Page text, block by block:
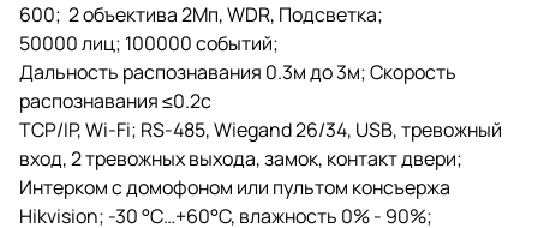
600; 2 объектива 2Мп, WDR, Подсветка;
50000 лиц; 100000 событий;
Дальность распознавания 0.3м до 3м; Скорость
распознавания ≤0.2с
TCP/IP, Wi-Fi; RS-485, Wiegand 26/34, USB, тревожный
вход, 2 тревожных выхода, замок, контакт двери;
Интерком с домофоном или пультом консъержа
Hikvision; -30 °C…+60°C, влажность 0% - 90%;